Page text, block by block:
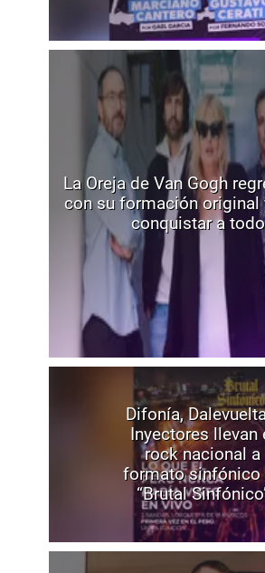
La Oreja de Van Gogh
con su formación original
conquistar a
Difonía,
Inyectores llevan
rock nacional a
formato sinfónico
“Brutal